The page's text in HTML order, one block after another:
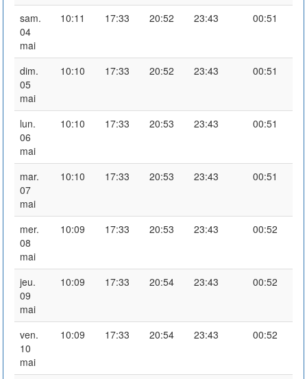
sam.
04
mai
10:11 17:33 20:52 23:43 00:51
dim.
05
mai
10:10 17:33 20:52 23:43 00:51
lun.
06
mai
10:10 17:33 20:53 23:43 00:51
mar.
07
mai
10:10 17:33 20:53 23:43 00:51
mer.
08
mai
10:09 17:33 20:53 23:43 00:52
jeu.
09
mai
10:09 17:33 20:54 23:43 00:52
ven.
10
mai
10:09 17:33 20:54 23:43 00:52